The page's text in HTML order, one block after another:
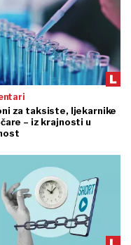
za taksiste, ljekarnike
– iz krajnosti u